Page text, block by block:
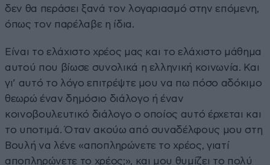
δεν θα περάσει ξανά τον λογαριασμό στην επόμενη,
όπως τον παρέλαβε η ίδια.
Είναι το ελάχιστο χρέος μας και το ελάχιστο μάθημα
αυτού που βίωσε συνολικά η ελληνική κοινωνία. Και
γι’ αυτό το λόγο επιτρέψτε μου να πω πόσο αδόκιμο
θεωρώ έναν δημόσιο διάλογο ή έναν
κοινοβουλευτικό διάλογο ο οποίος αυτό έρχεται και
το υποτιμά. Όταν ακούω από συναδέλφους μου στη
Βουλή να λένε «αποπληρώνετε το χρέος, γιατί
αποπληρώνετε το χρέος;», και μου θυμίζει το πολύ